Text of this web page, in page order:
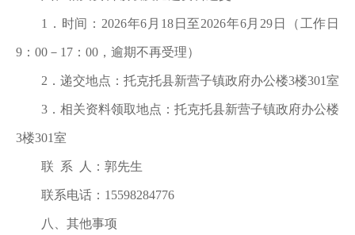
1．时间：2026年6 月 18日至2026年6月 29 日（工作日
9：00－17：00，逾期不再受理）
2．递交地点：托克托县新营子镇政府办公楼3楼301室
3．相关资料领取地点： 托克托县新营子镇政府办公楼
3楼301室
联 系 人： 郭先生
联系电话： 15598284776
八、其他事项